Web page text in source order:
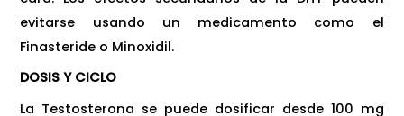
evitarse usando un medicamento como el
Finasteride o Minoxidil.
DOSIS Y CICLO
La Testosterona se puede dosificar desde 100 mg